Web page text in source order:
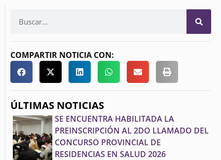
COMPARTIR NOTICIA CON:
ÚLTIMAS NOTICIAS
SE ENCUENTRA HABILITADA LA
PREINSCRIPCIÓN AL 2DO LLAMADO DEL
CONCURSO PROVINCIAL DE
RESIDENCIAS EN SALUD 2026